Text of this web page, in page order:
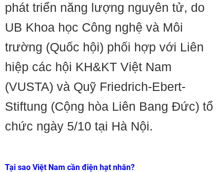
phát triển năng lượng nguyên tử, do
UB Khoa học Công nghệ và Môi
trường (Quốc hội) phối hợp với Liên
hiệp các hội KH&KT Việt Nam
(VUSTA) và Quỹ Friedrich-Ebert-
Stiftung (Cộng hòa Liên Bang Đức) tổ
chức ngày 5/10 tại Hà Nội.
Tại sao Việt Nam cần điện hạt nhân?